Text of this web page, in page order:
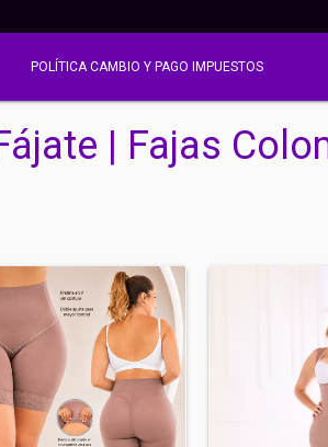
POLÍTICA CAMBIO Y PAGO IMPUESTOS
| Fajas